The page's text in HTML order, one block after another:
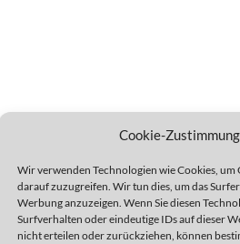
Cookie-
Wir verwenden Technologien wie Cookies,
darauf zuzugreifen. Wir tun dies, um das
Werbung anzuzeigen. Wenn Sie diesen
Surfverhalten oder eindeutige IDs auf dieser
nicht erteilen oder zurückziehen, können